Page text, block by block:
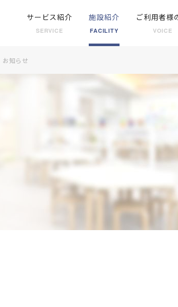
サービス紹介
SERVICE
施設紹介
FACILITY
ご利用者様
VOICE
お知らせ